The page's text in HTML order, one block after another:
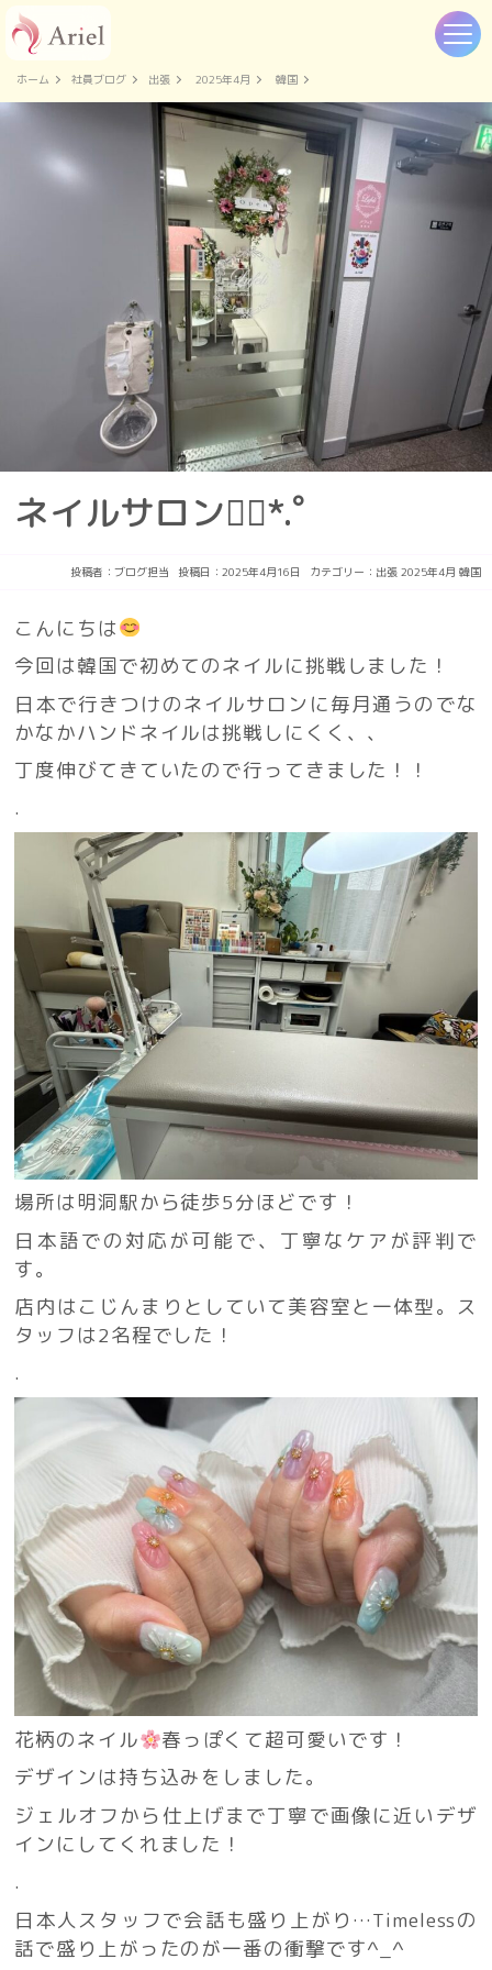
ホーム 社員ブログ 出張 2025年4月 韓国
ネイルサロン❁⃘*.ﾟ
投稿者： ブログ担当 投稿日：2025年4月16日 カテゴリー： 出張 2025年4月 韓国
こんにちは
今回は韓国で初めてのネイルに挑戦しました！
日本で行きつけのネイルサロンに毎月通うのでな
かなかハンドネイルは挑戦しにくく、、
丁度伸びてきていたので行ってきました！！
.
場所は明洞駅から徒歩5分ほどです！
日本語での対応が可能で、丁寧なケアが評判で
す。
店内はこじんまりとしていて美容室と一体型。ス
タッフは2名程でした！
.
花柄のネイル
春っぽくて超可愛いです！
デザインは持ち込みをしました。
ジェルオフから仕上げまで丁寧で画像に近いデザ
インにしてくれました！
.
日本人スタッフで会話も盛り上がり…Timelessの
話で盛り上がったのが一番の衝撃です^_^